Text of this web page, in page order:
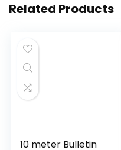
Related Products
10 meter Bulletin